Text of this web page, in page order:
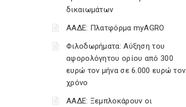
δικαιωμάτων
ΑΑΔΕ: Πλατφόρμα myAGRO
Φιλοδωρήματα: Αύξηση του
αφορολόγητου ορίου από 300
ευρώ τον μήνα σε 6.000 ευρώ τον
χρόνο
ΑΑΔΕ: Ξεμπλοκάρουν οι